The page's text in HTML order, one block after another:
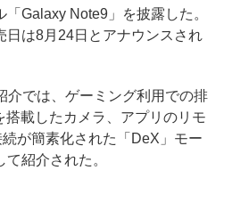
Galaxy Note9」を披露した。
日は8月24日とアナウンスされ
では、ゲーミング利用での排
載したカメラ、アプリのリモ
が簡素化された「DeX」モー
紹介された。